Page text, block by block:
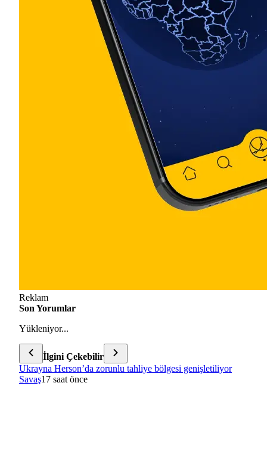
Reklam
Son Yorumlar
Yükleniyor...
İlgini Çekebilir
Ukrayna Herson’da zorunlu tahliye bölgesi genişletiliyor
Savaş17 saat önce